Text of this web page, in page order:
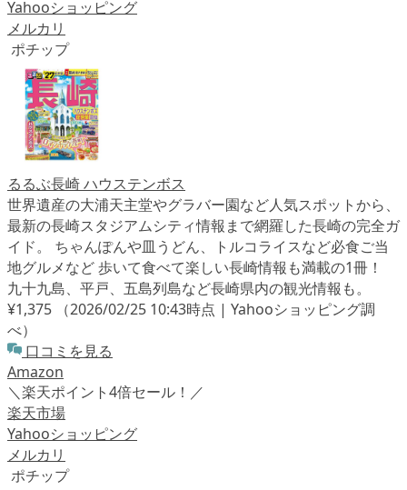
Yahooショッピング
メルカリ
ポチップ
るるぶ長崎 ハウステンボス
世界遺産の大浦天主堂やグラバー園など人気スポットから、
最新の長崎スタジアムシティ情報まで網羅した長崎の完全ガ
イド。 ちゃんぽんや皿うどん、トルコライスなど必食ご当
地グルメなど 歩いて食べて楽しい長崎情報も満載の1冊！
九十九島、平戸、五島列島など長崎県内の観光情報も。
¥1,375
（2026/02/25 10:43時点 | Yahooショッピング調
べ）
口コミを見る
Amazon
＼楽天ポイント4倍セール！／
楽天市場
Yahooショッピング
メルカリ
ポチップ